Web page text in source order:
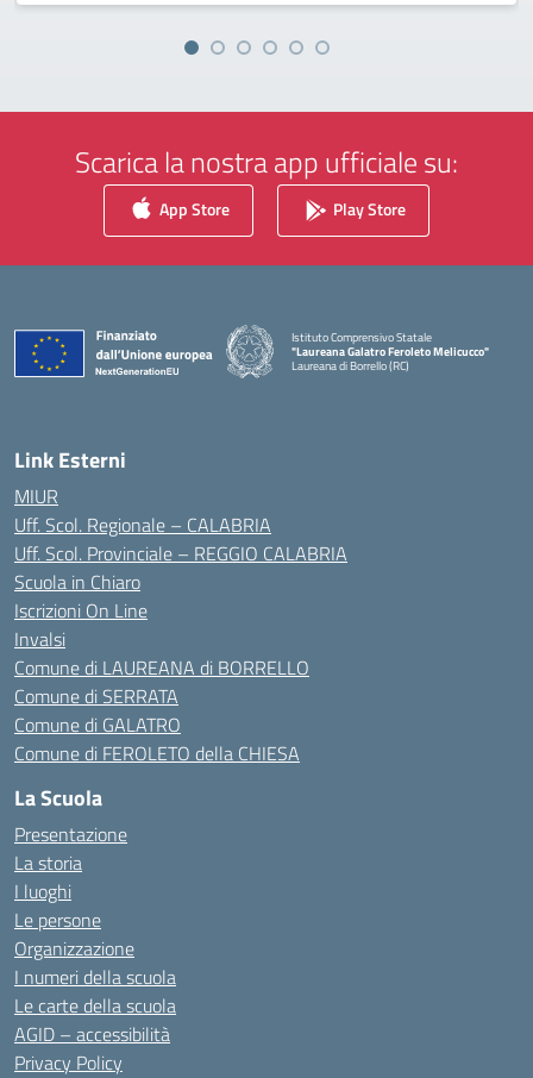
Scarica la nostra app ufficiale su:
App Store Play Store
Istituto Comprensivo Statale
"Laureana Galatro Feroleto Melicucco"
Laureana di Borrello (RC)
Link Esterni
MIUR
Uff. Scol. Regionale – CALABRIA
Uff. Scol. Provinciale – REGGIO CALABRIA
Scuola in Chiaro
Iscrizioni On Line
Invalsi
Comune di LAUREANA di BORRELLO
Comune di SERRATA
Comune di GALATRO
Comune di FEROLETO della CHIESA
La Scuola
Presentazione
La storia
I luoghi
Le persone
Organizzazione
I numeri della scuola
Le carte della scuola
AGID – accessibilità
Privacy Policy